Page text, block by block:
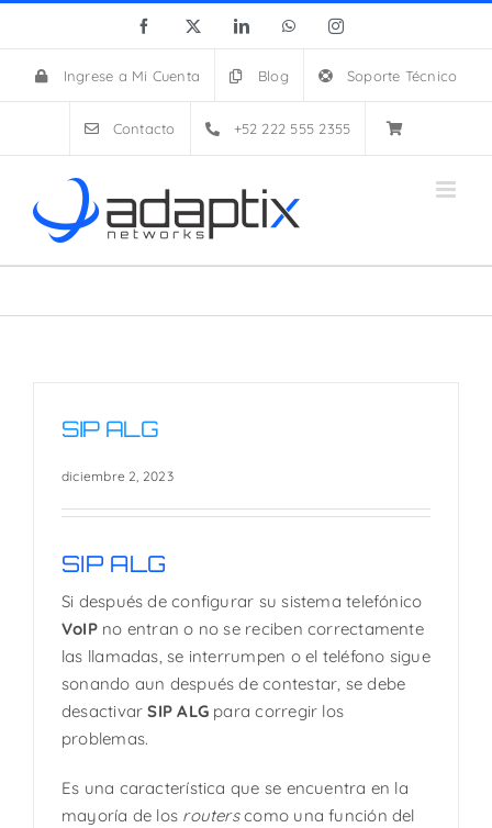
content
Facebook
X LinkedInWhatsAppInstagram
Ingrese a Mi Cuenta Blog Soporte Técnico
Contacto +52 222 555 2355
SIP ALG
diciembre 2, 2023
SIP ALG
Si después de configurar su sistema telefónico
VoIPno entran o no se reciben correctamente
las llamadas, se interrumpen o el teléfono sigue
sonando aun después de contestar, se debe
desactivarSIP ALG para corregir los
problemas.
Es una característica que se encuentra en la
mayoría de los routerscomo una función del